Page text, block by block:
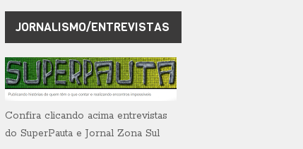
JORNALISMO/ENTREVISTAS
Confira clicando acima entrevistas
do SuperPauta e Jornal Zona Sul